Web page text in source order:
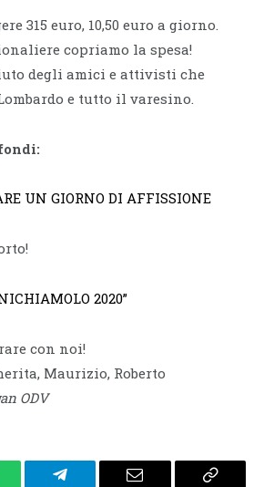
315 euro, 10,50 euro a giorno.
copriamo la spesa!
degli amici e attivisti che
e tutto il varesino.
UN GIORNO DI AFFISSIONE
2020”
con noi!
Maurizio, Roberto
ODV